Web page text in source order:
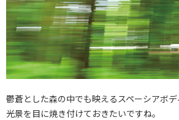
鬱蒼とした森の中でも映えるスペーシアボ
光景を目に焼き付けておきたいですね。